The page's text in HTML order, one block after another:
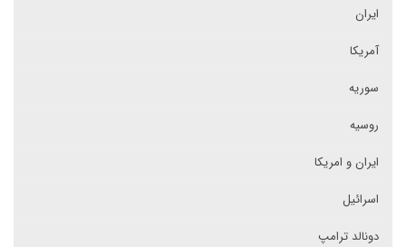
ایران
آمریکا
سوریه
روسیه
ایران و امریکا
اسرائیل
دونالد ترامپ